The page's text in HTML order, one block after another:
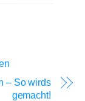
– So wirds
gemacht!